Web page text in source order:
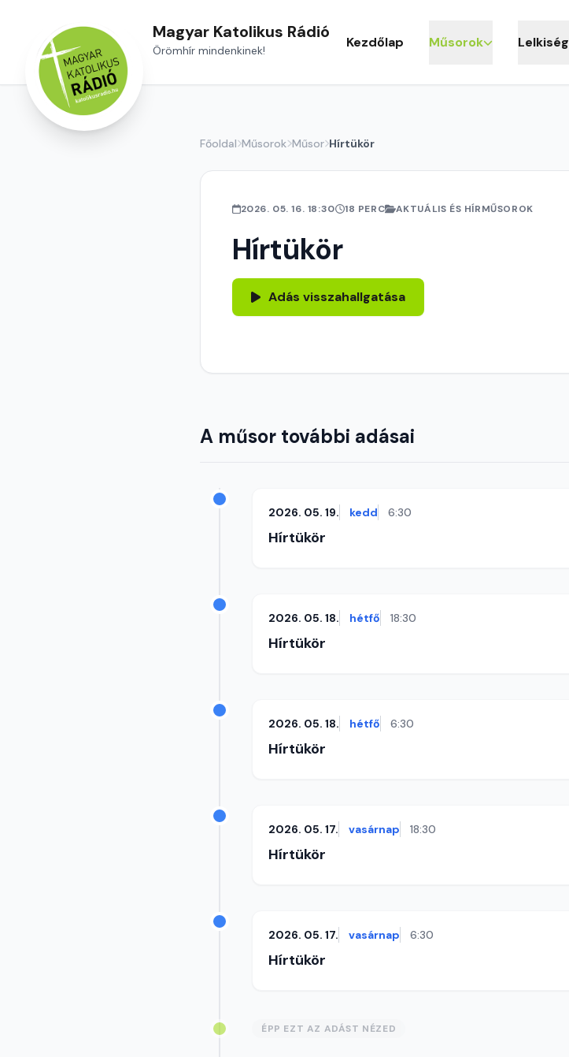
Magyar Katolikus Rádió
Örömhír mindenkinek! Kezdőlap Műsorok Lelkiség
Főoldal Műsorok Műsor Hírtükör
2026. 05. 16. 18:30 18 PERC AKTUÁLIS ÉS HÍRMŰSOROK
Hírtükör
Adás visszahallgatása
A műsor további adásai
2026. 05. 19. kedd 6:30
Hírtükör
2026. 05. 18. hétfő 18:30
Hírtükör
2026. 05. 18. hétfő 6:30
Hírtükör
2026. 05. 17. vasárnap 18:30
Hírtükör
2026. 05. 17. vasárnap 6:30
Hírtükör
ÉPP EZT AZ ADÁST NÉZED